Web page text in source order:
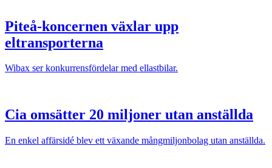
Piteå-koncernen växlar upp
eltransporterna
Wibax ser konkurrensfördelar med ellastbilar.
Cia omsätter 20 miljoner utan anställda
En enkel affärsidé blev ett växande mångmiljonbolag utan anställda.